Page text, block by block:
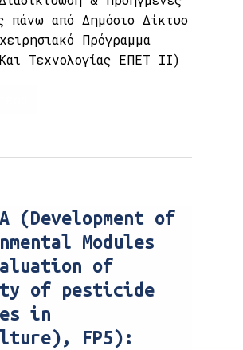
πάνω από Δημόσιο Δίκτυο
Πρόγραμμα
Τεχνολογίας ΕΠΕΤ ΙΙ)
(Development of
Modules
of
of pesticide
in
FP5):